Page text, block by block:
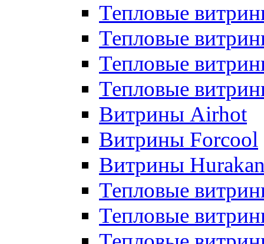
Тепловые
Тепловые
Тепловые
Тепловые
Витрины Airhot
Витрины Forcool
Витрины
Тепловые
Тепловые